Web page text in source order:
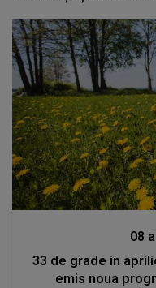
08
33 de grade in
emis noua